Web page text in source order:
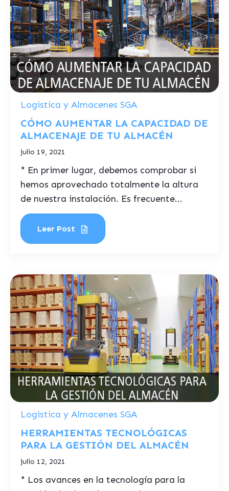
Logistica y Almacenes SGA
CÓMO AUMENTAR LA CAPACIDAD DE
ALMACENAJE DE TU ALMACÉN
julio 19, 2021
* En primer lugar, debemos comprobar si
hemos aprovechado totalmente la altura
de nuestra instalación. Es frecuente...
Leer Post
Logistica y Almacenes SGA
HERRAMIENTAS TECNOLÓGICAS
PARA LA GESTIÓN DEL ALMACÉN
julio 12, 2021
* Los avances en la tecnología para la